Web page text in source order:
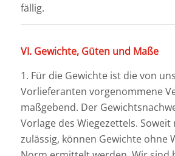
fällig.
VI. Gewichte, Güten und Maße
1. Für die Gewichte ist die von
Vorlieferanten vorgenommene
maßgebend. Der
Vorlage des Wiegezettels.
zulässig, können Gewichte ohne